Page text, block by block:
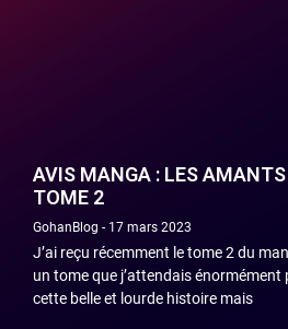
AVIS MANGA : LES
TOME 2
GohanBlog 17 mars 2023
J’ai reçu récemment le tome 2 du
un tome que j’attendais énormément
cette belle et lourde histoire mais